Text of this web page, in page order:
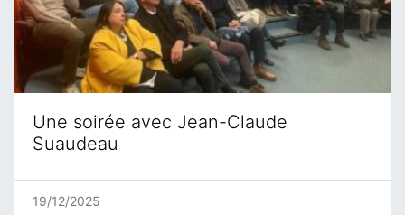
Une soirée avec Jean-Claude
Suaudeau
19/12/2025